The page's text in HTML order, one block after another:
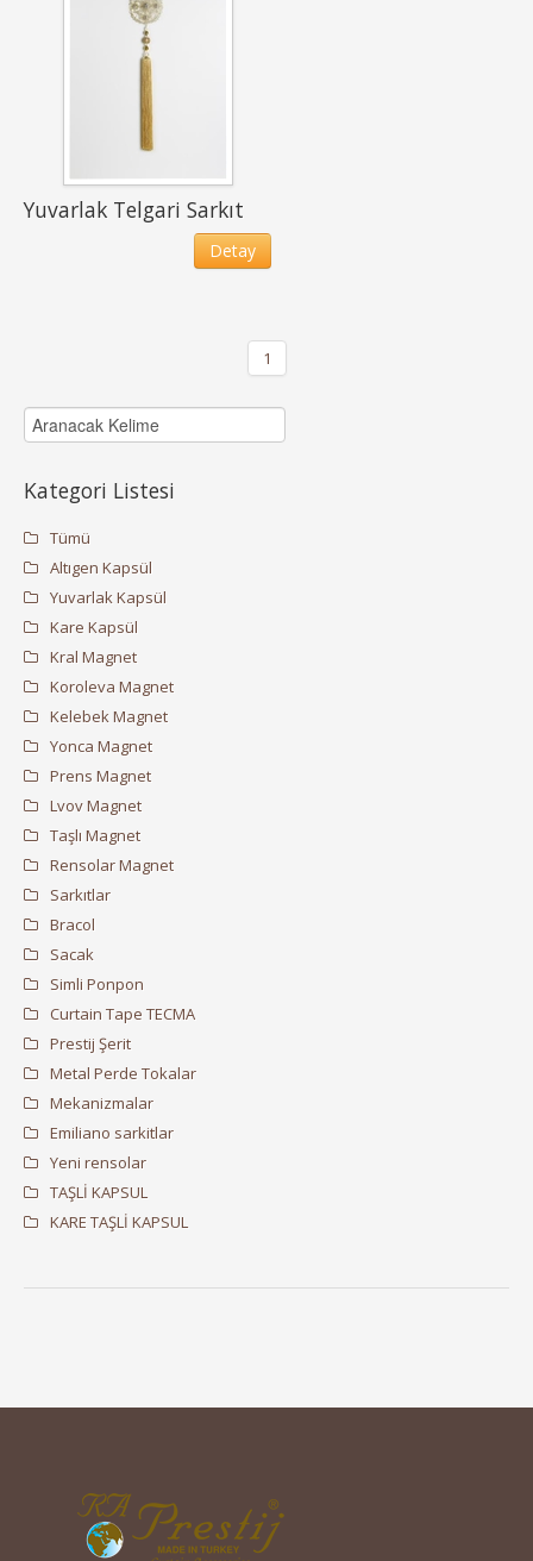
Yuvarlak Telgari Sarkıt
Detay
1
Kategori Listesi
Tümü
Altıgen Kapsül
Yuvarlak Kapsül
Kare Kapsül
Kral Magnet
Koroleva Magnet
Kelebek Magnet
Yonca Magnet
Prens Magnet
Lvov Magnet
Taşlı Magnet
Rensolar Magnet
Sarkıtlar
Bracol
Sacak
Simli Ponpon
Curtain Tape TECMA
Prestij Şerit
Metal Perde Tokalar
Mekanizmalar
Emiliano sarkitlar
Yeni rensolar
TAŞLİ KAPSUL
KARE TAŞLİ KAPSUL